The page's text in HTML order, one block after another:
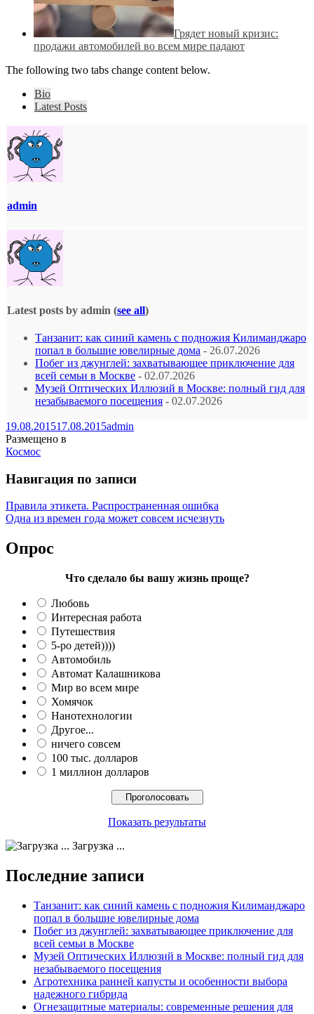
Грядет новый кризис:
продажи автомобилей во всем мире падают
The following two tabs change content below.
Bio
Latest Posts
admin
Latest posts by admin (see all)
Танзанит: как синий камень с подножия Килиманджаро
попал в большие ювелирные дома - 26.07.2026
Побег из джунглей: захватывающее приключение для
всей семьи в Москве - 02.07.2026
Музей Оптических Иллюзий в Москве: полный гид для
незабываемого посещения - 02.07.2026
19.08.201517.08.2015admin
Размещено в
Космос
Навигация по записи
Правила этикета. Распространенная ошибка
Одна из времен года может совсем исчезнуть
Опрос
Что сделало бы вашу жизнь проще?
Любовь
Интересная работа
Путешествия
5-ро детей))))
Автомобиль
Автомат Калашникова
Мир во всем мире
Хомячок
Нанотехнологии
Другое...
ничего совсем
100 тыс. долларов
1 миллион долларов
Показать результаты
Загрузка ...
Последние записи
Танзанит: как синий камень с подножия Килиманджаро
попал в большие ювелирные дома
Побег из джунглей: захватывающее приключение для
всей семьи в Москве
Музей Оптических Иллюзий в Москве: полный гид для
незабываемого посещения
Агротехника ранней капусты и особенности выбора
надежного гибрида
Огнезащитные материалы: современные решения для